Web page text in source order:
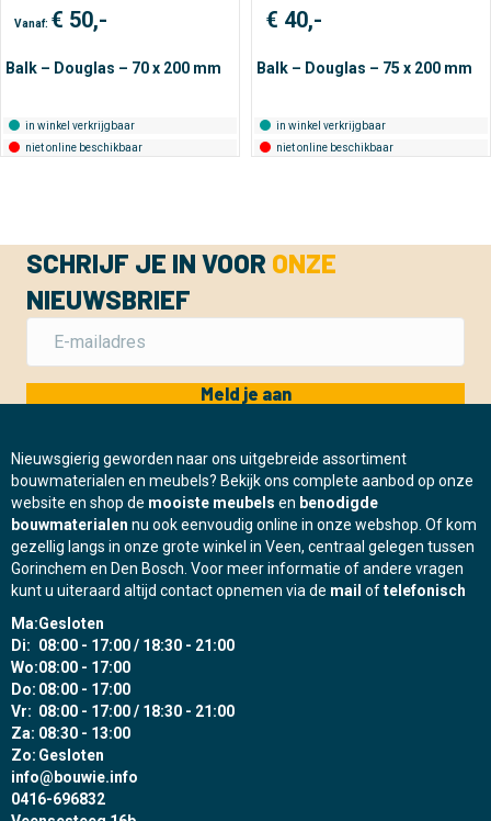
Vanaf: € 50,-
Balk – Douglas – 70 x 200 mm
in winkel verkrijgbaar
niet online beschikbaar
€ 40,-
Balk – Douglas – 75 x 200 mm
in winkel verkrijgbaar
niet online beschikbaar
SCHRIJF JE IN VOOR ONZE
NIEUWSBRIEF
Meld je aan
Nieuwsgierig geworden naar ons uitgebreide assortiment
bouwmaterialen en meubels? Bekijk ons complete aanbod op onze
website en shop de mooiste meubels en benodigde
bouwmaterialen nu ook eenvoudig online in onze webshop. Of kom
gezellig langs in onze grote winkel in Veen, centraal gelegen tussen
Gorinchem en Den Bosch. Voor meer informatie of andere vragen
kunt u uiteraard altijd contact opnemen via de mail oftelefonisch
Ma:Gesloten
Di: 08:00 - 17:00 / 18:30 - 21:00
Wo:08:00 - 17:00
Do: 08:00 - 17:00
Vr: 08:00 - 17:00 / 18:30 - 21:00
Za: 08:30 - 13:00
Zo: Gesloten
info@bouwie.info
0416-696832